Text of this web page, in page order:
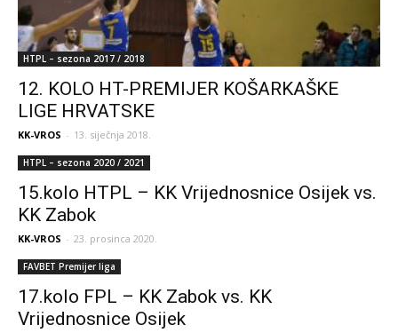
HTPL – sezona 2017 / 2018
12. KOLO HT-PREMIJER KOŠARKAŠKE
LIGE HRVATSKE
KK-VROS - 13. siječnja 2018.
HTPL – sezona 2020 / 2021
15.kolo HTPL – KK Vrijednosnice Osijek vs.
KK Zabok
KK-VROS - 23. prosinca 2020.
FAVBET Premijer liga
17.kolo FPL – KK Zabok vs. KK
Vrijednosnice Osijek